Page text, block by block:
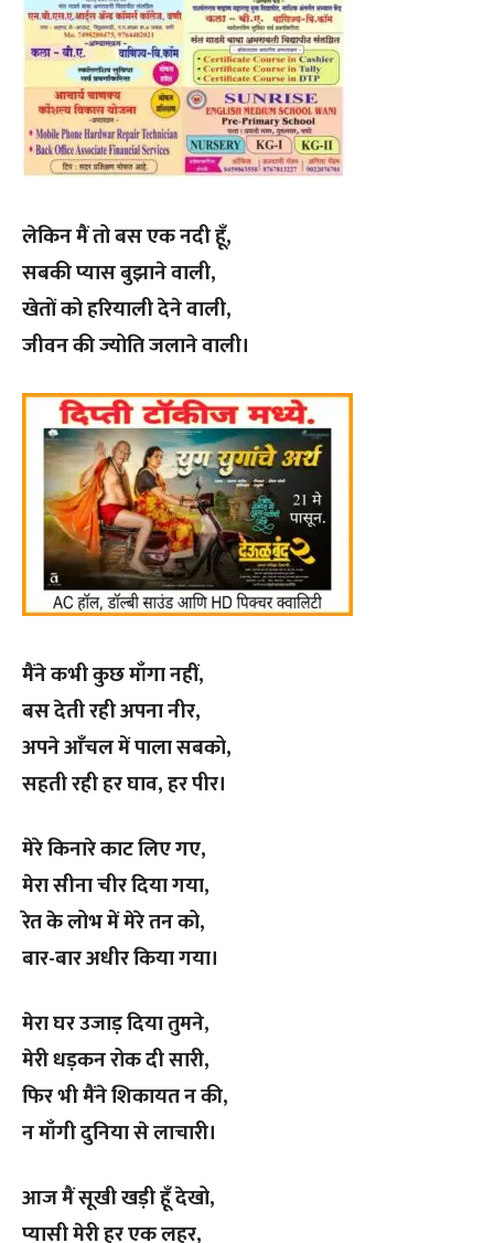
लेकिन मैं तो बस एक नदी हूँ,
सबकी प्यास बुझाने वाली,
खेतों को हरियाली देने वाली,
जीवन की ज्योति जलाने वाली।
मैंने कभी कुछ माँगा नहीं,
बस देती रही अपना नीर,
अपने आँचल में पाला सबको,
सहती रही हर घाव, हर पीर।
मेरे किनारे काट लिए गए,
मेरा सीना चीर दिया गया,
रेत के लोभ में मेरे तन को,
बार-बार अधीर किया गया।
मेरा घर उजाड़ दिया तुमने,
मेरी धड़कन रोक दी सारी,
फिर भी मैंने शिकायत न की,
न माँगी दुनिया से लाचारी।
आज मैं सूखी खड़ी हूँ देखो,
प्यासी मेरी हर एक लहर,